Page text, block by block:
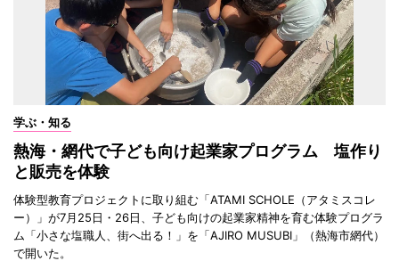
学ぶ・知る
熱海・網代で子ども向け起業家プログラム 塩作り
と販売を体験
体験型教育プロジェクトに取り組む「ATAMI SCHOLE（アタミスコレ
ー）」が7月25日・26日、子ども向けの起業家精神を育む体験プログラ
ム「小さな塩職人、街へ出る！」を「AJIRO MUSUBI」（熱海市網代）
で開いた。